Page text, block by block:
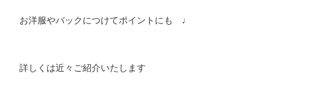
お洋服やバックにつけてポイントにも ♩
詳しくは近々ご紹介いたします